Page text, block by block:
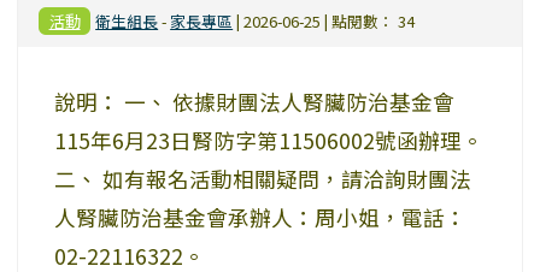
活動 衛生組長- 家長專區 | 2026-06-25 | 點閱數： 34
說明： 一、 依據財團法人腎臟防治基金會
115年6月23日腎防字第11506002號函辦理。
二、 如有報名活動相關疑問，請洽詢財團法
人腎臟防治基金會承辦人：周小姐，電話：
02-22116322。